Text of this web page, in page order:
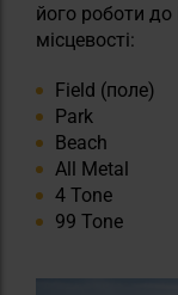
його роботи до
місцевості:
Field (поле)
Park
Beach
All Metal
4 Tone
99 Tone